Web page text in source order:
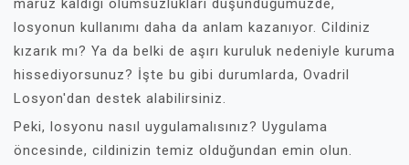
maruz kaldığı olumsuzlukları düşündüğümüzde,
losyonun kullanımı daha da anlam kazanıyor. Cildiniz
kızarık mı? Ya da belki de aşırı kuruluk nedeniyle kuruma
hissediyorsunuz? İşte bu gibi durumlarda, Ovadril
Losyon'dan destek alabilirsiniz.
Peki, losyonu nasıl uygulamalısınız? Uygulama
öncesinde, cildinizin temiz olduğundan emin olun.